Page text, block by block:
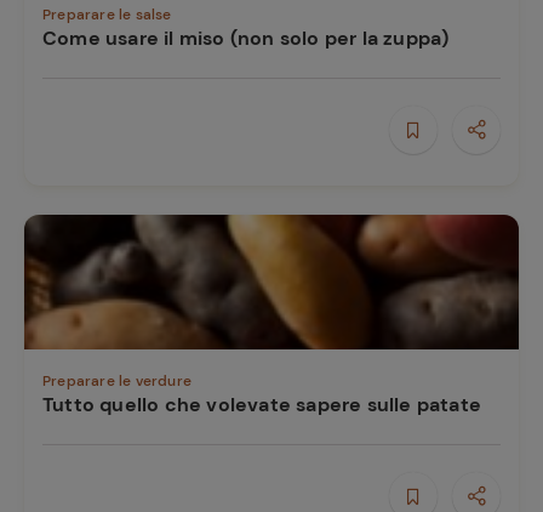
Preparare le salse
Come usare il miso (non solo per la zuppa)
Preparare le verdure
Tutto quello che volevate sapere sulle patate